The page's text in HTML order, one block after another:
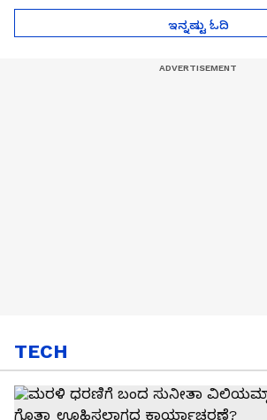
ಇನ್ನಷ್ಟು ಓದಿ
TECH